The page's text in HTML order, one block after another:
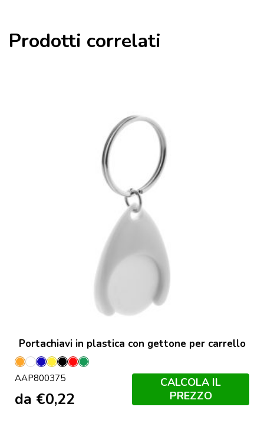
Prodotti correlati
Portachiavi in plastica con gettone per carrello
Arancione
Bianco
BluGiallo
Nero
RossoVerde
AAP800375
da €0,22
CALCOLA IL
PREZZO